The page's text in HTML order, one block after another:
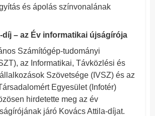
és ápolás színvonalának
díj – az Év informatikai újságírója
Számítógép-tudományi
az Informatikai, Távközlési és
Szövetsége (IVSZ) és az
Egyesület (Infotér)
hirdetette meg az év
járó Kovács Attila-díjat.